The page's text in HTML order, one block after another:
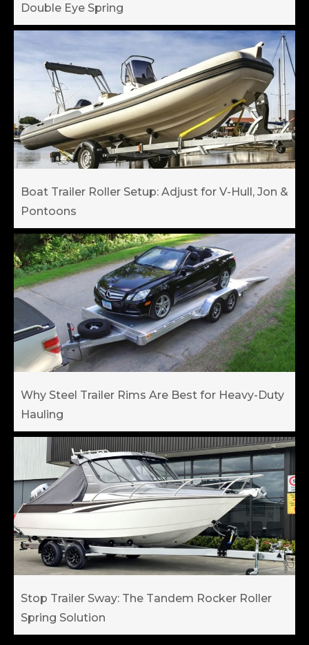
Double Eye Spring
Boat Trailer Roller Setup: Adjust for V-Hull, Jon &
Pontoons
Why Steel Trailer Rims Are Best for Heavy-Duty
Hauling
Stop Trailer Sway: The Tandem Rocker Roller
Spring Solution